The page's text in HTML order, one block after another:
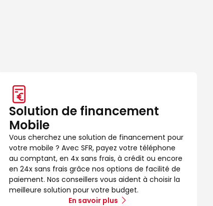
Solution de financement
Mobile
Vous cherchez une solution de financement pour
votre mobile ? Avec SFR, payez votre téléphone
au comptant, en 4x sans frais, à crédit ou encore
en 24x sans frais grâce nos options de facilité de
paiement. Nos conseillers vous aident à choisir la
meilleure solution pour votre budget.
En savoir plus